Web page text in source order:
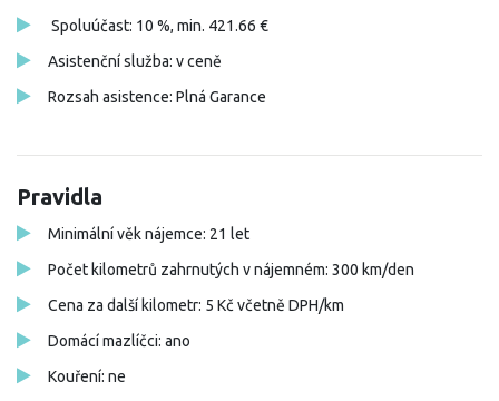
Spoluúčast: 10 %, min. 421.66 €
Asistenční služba: v ceně
Rozsah asistence: Plná Garance
Pravidla
Minimální věk nájemce: 21 let
Počet kilometrů zahrnutých v nájemném: 300 km/den
Cena za další kilometr: 5 Kč včetně DPH/km
Domácí mazlíčci: ano
Kouření: ne